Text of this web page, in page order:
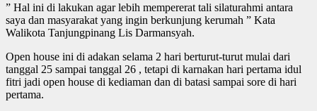
” Hal ini di lakukan agar lebih mempererat tali silaturahmi antara
saya dan masyarakat yang ingin berkunjung kerumah ” Kata
Walikota Tanjungpinang Lis Darmansyah.
Open house ini di adakan selama 2 hari berturut-turut mulai dari
tanggal 25 sampai tanggal 26 , tetapi di karnakan hari pertama idul
fitri jadi open house di kediaman dan di batasi sampai sore di hari
pertama.